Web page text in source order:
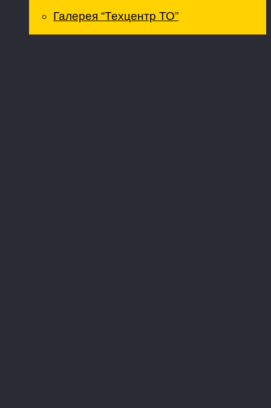
Галерея “Техцентр ТО”